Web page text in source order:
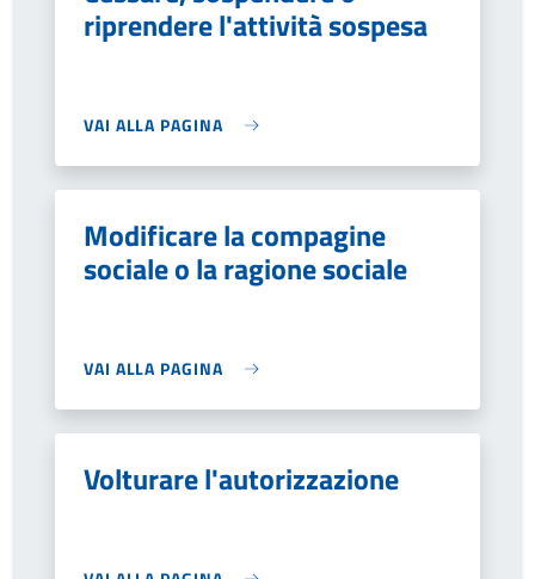
riprendere l'attività sospesa
VAI ALLA PAGINA
Modificare la compagine
sociale o la ragione sociale
VAI ALLA PAGINA
Volturare l'autorizzazione